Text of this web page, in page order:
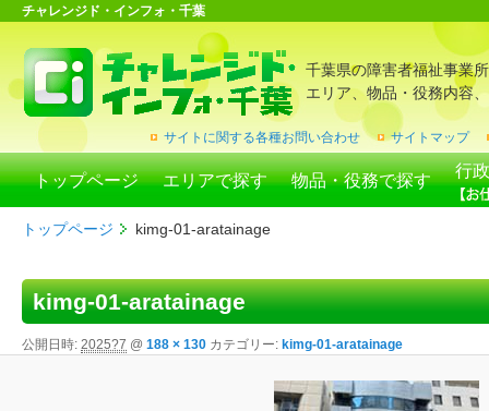
チャレンジド・インフォ・千葉
千葉県の障害者福祉事業
エリア、物品・役務内容
サイトに関する各種お問い合わせ サイトマップ
トップページ エリアで探す 物品・役務で探す
行
トップページ kimg-01-aratainage
kimg-01-aratainage
公開日時: 2025?7 @ 188 × 130 カテゴリー: kimg-01-aratainage